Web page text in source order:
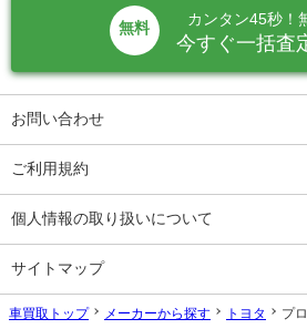
無料
カンタン45秒！
今すぐ一括査
お問い合わせ
ご利用規約
個人情報の取り扱いについて
サイトマップ
車買取トップ メーカーから探す トヨタ プ